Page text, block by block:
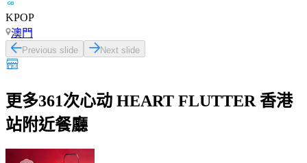
KPOP
澳門
Previous slide Next slide
更多361次心动 HEART FLUTTER 香港
站附近餐廳